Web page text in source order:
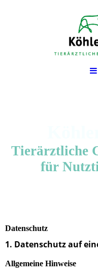
Tierärztliche
für
Datenschutz
1. Datenschutz auf
Allgemeine Hinweise